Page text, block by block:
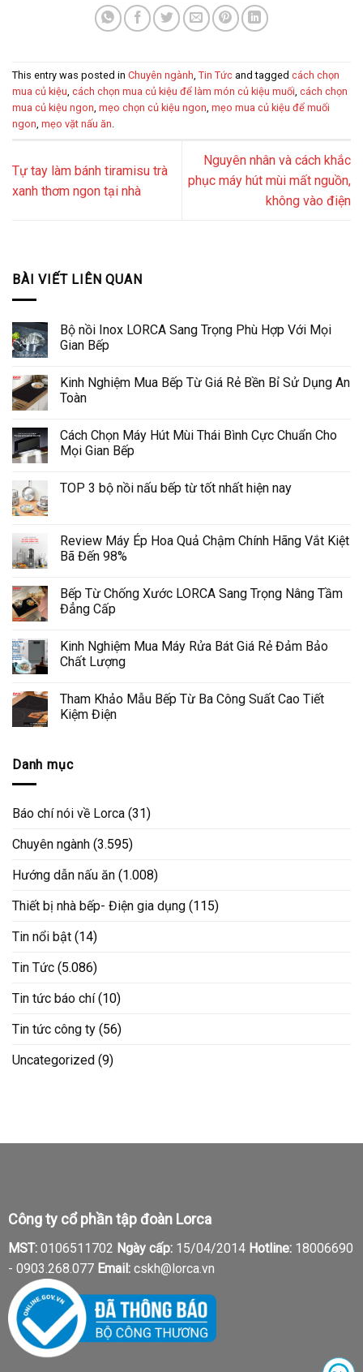
This entry was posted in Chuyên ngành, Tin Tức and tagged cách chọn
mua củ kiệu, cách chọn mua củ kiệu để làm món củ kiệu muối, cách chọn
mua củ kiệu ngon, mẹo chọn củ kiệu ngon, mẹo mua củ kiệu để muối
ngon, mẹo vặt nấu ăn.
Tự tay làm bánh tiramisu trà
xanh thơm ngon tại nhà
Nguyên nhân và cách khắc
phục máy hút mùi mất nguồn,
không vào điện
BÀI VIẾT LIÊN QUAN
Bộ nồi Inox LORCA Sang Trọng Phù Hợp Với Mọi
Gian Bếp
Kinh Nghiệm Mua Bếp Từ Giá Rẻ Bền Bỉ Sử Dụng An
Toàn
Cách Chọn Máy Hút Mùi Thái Bình Cực Chuẩn Cho
Mọi Gian Bếp
TOP 3 bộ nồi nấu bếp từ tốt nhất hiện nay
Review Máy Ép Hoa Quả Chậm Chính Hãng Vắt Kiệt
Bã Đến 98%
Bếp Từ Chống Xước LORCA Sang Trọng Nâng Tầm
Đẳng Cấp
Kinh Nghiệm Mua Máy Rửa Bát Giá Rẻ Đảm Bảo
Chất Lượng
Tham Khảo Mẫu Bếp Từ Ba Công Suất Cao Tiết
Kiệm Điện
Danh mục
Báo chí nói về Lorca (31)
Chuyên ngành (3.595)
Hướng dẫn nấu ăn (1.008)
Thiết bị nhà bếp- Điện gia dụng (115)
Tin nổi bật (14)
Tin Tức (5.086)
Tin tức báo chí(10)
Tin tức công ty (56)
Uncategorized (9)
Công ty cổ phần tập đoàn Lorca
MST:0106511702 Ngày cấp:15/04/2014 Hotline:18006690
- 0903.268.077 Email:cskh@lorca.vn